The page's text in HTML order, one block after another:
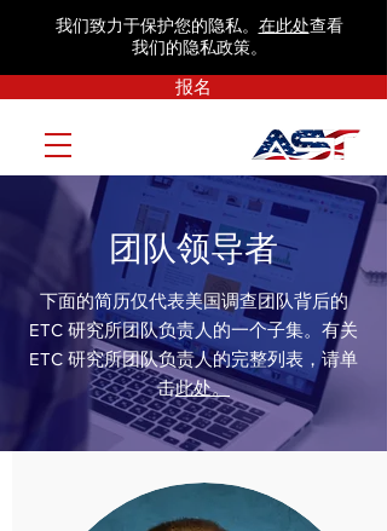
报名
我们致力于保护您的隐私。 在此处查看
我们的隐私政策。
团队领导者
下面的简历仅代表美国调查团队背后的
ETC 研究所团队负责人的一个子集。有关
ETC 研究所团队负责人的完整列表，请单
击此处。